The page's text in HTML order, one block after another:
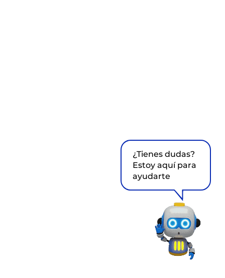
¿Tienes dudas?
Estoy aquí para
ayudarte